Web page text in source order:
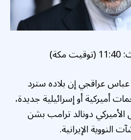
11:40 (توقيت مكة)
عباس عراقجي إن بلاده سترد
أميركية أو إسرائيلية جديدة،
دونالد ترامب بشن
الإيرانية.